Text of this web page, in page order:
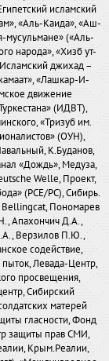
исламский
«Аль-Каида», «Аш-
мусульмане» («Аль-
народа», «Хизб ут-
джихад –
«Лашкар-И-
движение
(ИДВТ),
«Тризуб им.
(ОУН),
К.Буданов,
«Дождь», Медуза,
Welle, Проект,
(PCE/PC), Сибирь.
Bellingcat, Пономарев
Апахончич Д.А.,
Верзилов П.Ю.,
содействие,
пыток, Левада-Центр,
просвещения,
Сибирский
матерей
гласности, Фонд
защиты прав СМИ,
Крым.Реалии,